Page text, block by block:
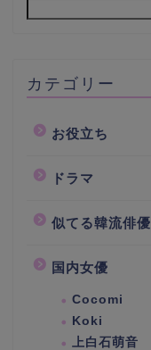
カテゴリー
お役立ち
ドラマ
似てる韓流俳優
国内女優
Cocomi
Koki
上白石萌音